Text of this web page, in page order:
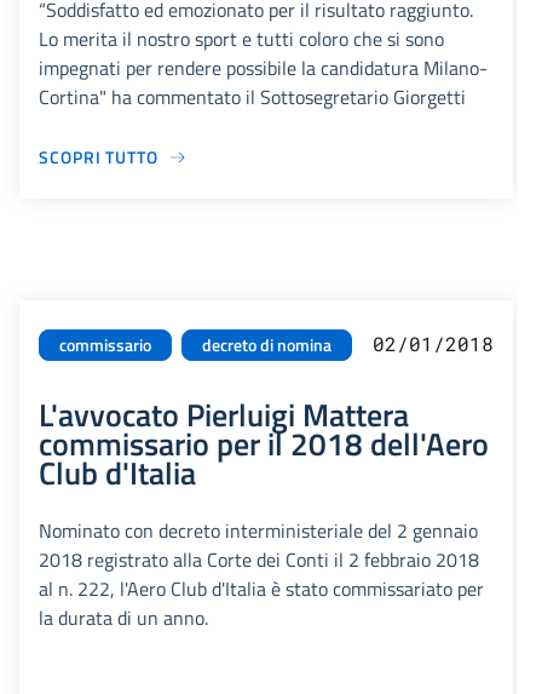
“Soddisfatto ed emozionato per il risultato raggiunto.
Lo merita il nostro sport e tutti coloro che si sono
impegnati per rendere possibile la candidatura Milano-
Cortina" ha commentato il Sottosegretario Giorgetti
SCOPRI TUTTO
commissario decreto di nomina 02/01/2018
L'avvocato Pierluigi Mattera
commissario per il 2018 dell'Aero
Club d'Italia
Nominato con decreto interministeriale del 2 gennaio
2018 registrato alla Corte dei Conti il 2 febbraio 2018
al n. 222, l'Aero Club d'Italia è stato commissariato per
la durata di un anno.